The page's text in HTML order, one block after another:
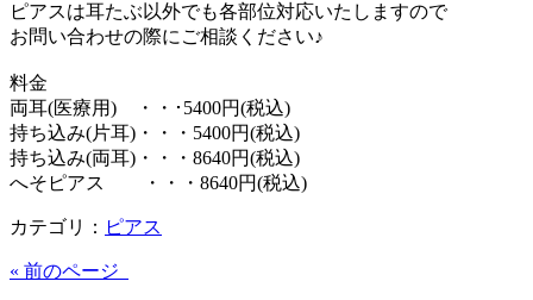
ピアスは耳たぶ以外でも各部位対応いたしますので
お問い合わせの際にご相談ください♪
料金
両耳(医療用) ・・･5400円(税込)
持ち込み(片耳)・・・5400円(税込)
持ち込み(両耳)・・・8640円(税込)
へそピアス ・・・8640円(税込)
カテゴリ： ピアス
« 前のページ